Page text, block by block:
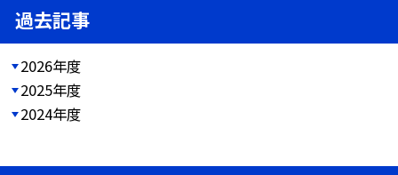
過去記事
2026年度
2025年度
2024年度